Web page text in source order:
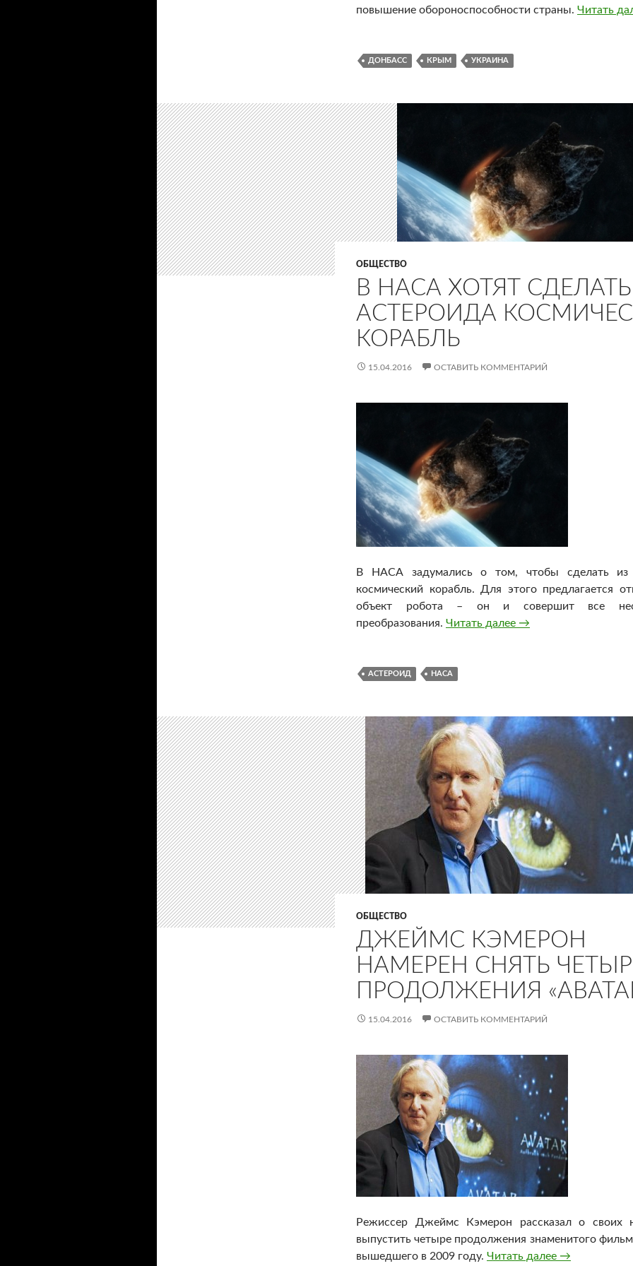
повышение обороноспособности страны. Читать
ДОНБАСС КРЫМ УКРАИНА
ОБЩЕСТВО
В НАСА ХОТЯТ
АСТЕРОИДА
КОРАБЛЬ
15.04.2016 ОСТАВИТЬ КОММЕНТАРИЙ
В НАСА задумались о том, чтобы сделать из
космический корабль. Для этого предлагается
объект робота – он и совершит все
преобразования. Читать далее В НАСА хотят
→
АСТЕРОИД НАСА
ОБЩЕСТВО
ДЖЕЙМС КЭМЕРОН
НАМЕРЕН СНЯТЬ
ПРОДОЛЖЕНИЯ
15.04.2016 ОСТАВИТЬ КОММЕНТАРИЙ
Режиссер Джеймс Кэмерон рассказал о своих
выпустить четыре продолжения знаменитого
вышедшего в 2009 году. Читать далее Джеймс
→